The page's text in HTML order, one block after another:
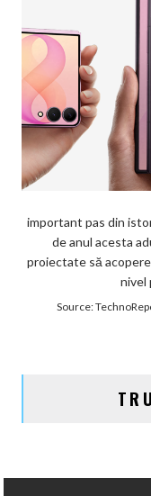
important pas din
de anul acesta
proiectate să
nivel
Source: